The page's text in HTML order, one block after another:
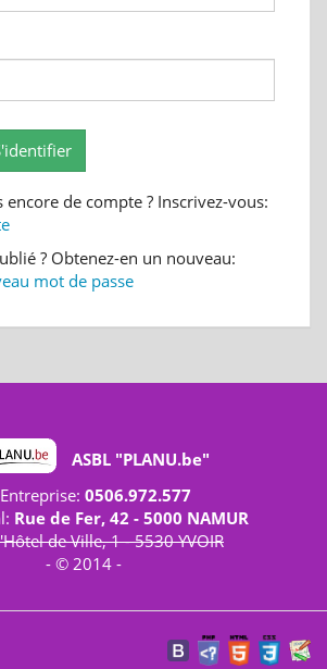
encore de compte ? Inscrivez-vous:
? Obtenez-en un nouveau:
mot de passe
ASBL "PLANU.be"
0506.972.577
Rue de Fer, 42 - 5000 NAMUR
de Ville, 1 - 5530 YVOIR
- © 2014 -